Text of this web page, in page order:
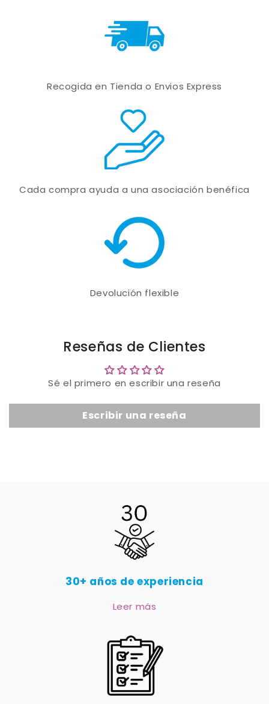
Recogida en Tienda o Envios Express
Cada compra ayuda a una asociación benéfica
Devolución flexible
Reseñas de Clientes
Sé el primero en escribir una reseña
Escribir una reseña
30+ años de experiencia
Leer más